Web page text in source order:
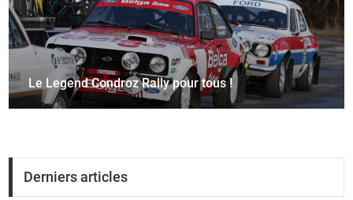
Le Legend Condroz Rally pour tous !
Derniers articles